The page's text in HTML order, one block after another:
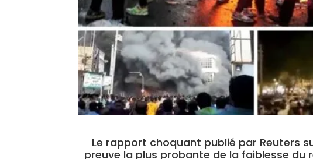
Le rapport choquant publié par Reuters
preuve la plus probante de la faiblesse du